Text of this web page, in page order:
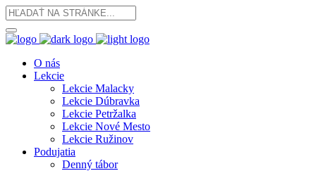
O nás
Lekcie
Lekcie Malacky
Lekcie Dúbravka
Lekcie Petržalka
Lekcie Nové Mesto
Lekcie Ružinov
Podujatia
Denný tábor